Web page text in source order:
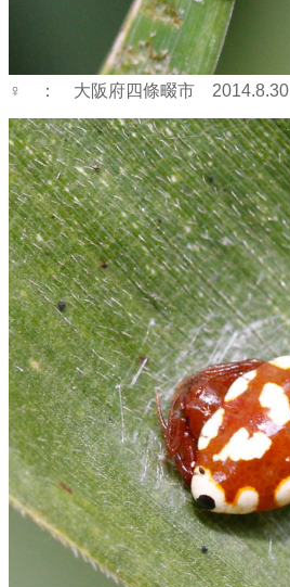
♀ ： 大阪府四條畷市 2014.8.30